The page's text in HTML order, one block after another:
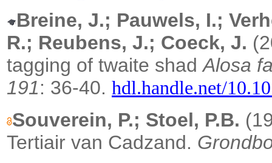
Breine, J.; Pauwels, I.;
R.; Reubens, J.; Coeck, J.
tagging of twaite shadAlosa
191: 36-40. hdl.handle.net/
Souverein, P.; Stoel, P.B.
Tertiair van Cadzand.